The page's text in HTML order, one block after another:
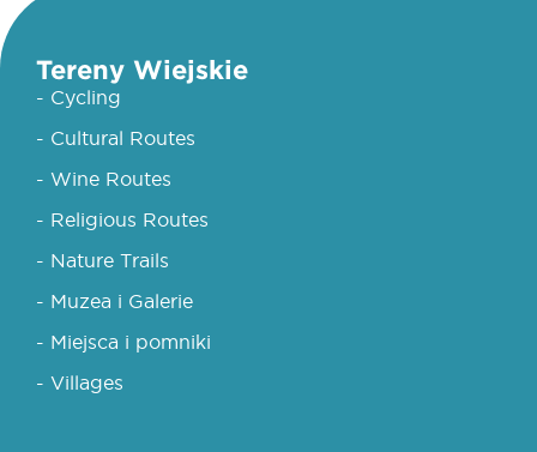
Tereny Wiejskie
- Cycling
- Cultural Routes
- Wine Routes
- Religious Routes
- Nature Trails
- Muzea i Galerie
- Miejsca i pomniki
- Villages